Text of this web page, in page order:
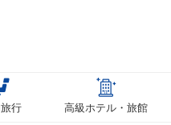
行 高級ホテル・旅館